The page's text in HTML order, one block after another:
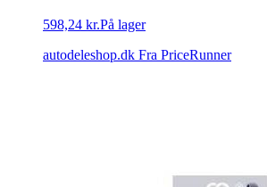
598,24 kr.På lager
autodeleshop.dk Fra PriceRunner